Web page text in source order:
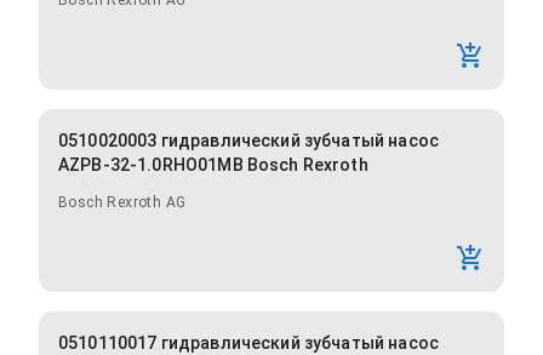
0510020003 гидравлический зубчатый насос
AZPB-32-1.0RHO01MB Bosch Rexroth
Bosch Rexroth AG
0510110017 гидравлический зубчатый насос